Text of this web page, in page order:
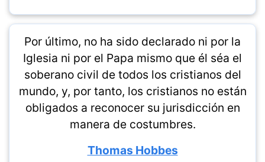
Por último, no ha sido declarado ni por la
Iglesia ni por el Papa mismo que él séa el
soberano civil de todos los cristianos del
mundo, y, por tanto, los cristianos no están
obligados a reconocer su jurisdicción en
manera de costumbres.
Thomas Hobbes